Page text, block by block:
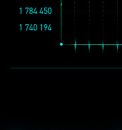
1 784 450
1 740 194